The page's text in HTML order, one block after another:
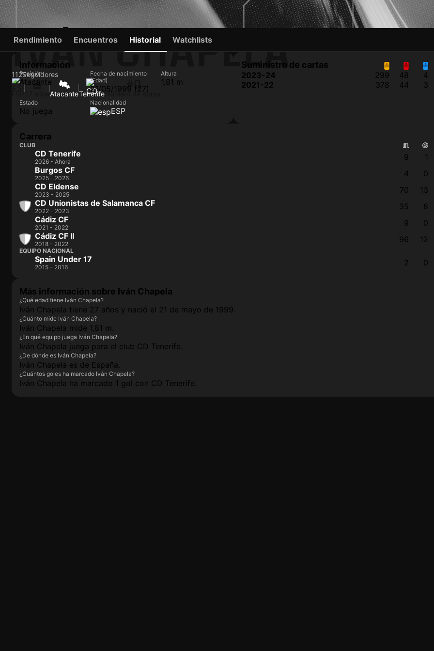
IVÁN CHAPELA
112Seguidores
AtacanteTenerife
#0
Número de dorsal
Rendimiento Encuentros Historial Watchlists
Información
Posición
Atacante
Fecha de nacimiento
(Edad)
21/05/1999 (27)
Altura
1,81 m
Estado
No juega
Nacionalidad
ESP
Suministro de cartas
2023-24 299 48 4
2021-22
378 44 3
Carrera
CLUB
CD Tenerife
2026 - Ahora 9 1
Burgos CF
2025 - 2026 4 0
CD Eldense
2023 - 2025 70 13
CD Unionistas de Salamanca CF
2022 - 2023 35 8
Cádiz CF
2021 - 2022 9 0
Cádiz CF II
2018 - 2022 96 12
EQUIPO NACIONAL
Spain Under 17
2015 - 2016 2 0
Más información sobre Iván Chapela
¿Qué edad tiene Iván Chapela?
Iván Chapela tiene 27 años y nació el 21 de mayo de 1999.
¿Cuánto mide Iván Chapela?
Iván Chapela mide 1,81 m.
¿En qué equipo juega Iván Chapela?
Iván Chapela juega para el club CD Tenerife.
¿De dónde es Iván Chapela?
Iván Chapela es de España.
¿Cuántos goles ha marcado Iván Chapela?
Iván Chapela ha marcado 1 gol con CD Tenerife.